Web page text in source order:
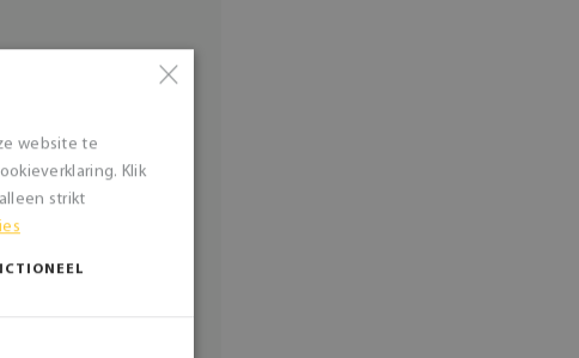
×
website te
Klik
strikt